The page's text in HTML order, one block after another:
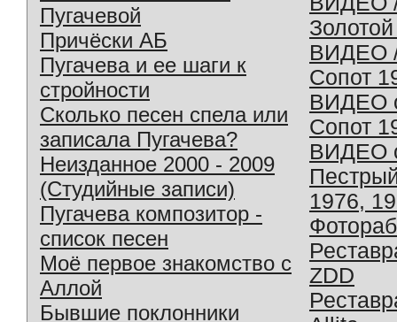
Пугачевой
Причёски АБ
Пугачева и ее шаги к
стройности
Сколько песен спела или
записала Пугачева?
Неизданное 2000 - 2009
(Студийные записи)
Пугачева композитор -
список песен
Моё первое знакомство с
Аллой
Бывшие поклонники
ВИДЕО
Сопот
ВИДЕО
Сопот
ВИДЕО
1976,
ZDD